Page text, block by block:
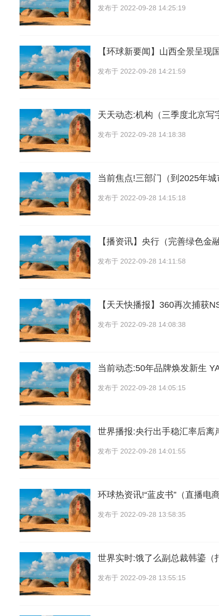
发布于 2022-09-28 14:25:19
【环球新要闻】山西全景呈现
发布于 2022-09-28 14:21:59
天天动态:机构（三季度北京写
发布于 2022-09-28 14:18:38
当前焦点!三部门（到2025年
发布于 2022-09-28 14:15:18
【播资讯】央行（完善绿色金
发布于 2022-09-28 14:11:58
【天天快播报】360再次捕获
发布于 2022-09-28 14:08:38
当前动态:50年品牌焕发新生
发布于 2022-09-28 14:05:15
世界播报:央行出手稳汇率后离
发布于 2022-09-28 14:01:55
环球热资讯!“蓝皮书”（直播电
发布于 2022-09-28 13:58:35
世界实时:饿了么副总裁韩鎏（
发布于 2022-09-28 13:55:15